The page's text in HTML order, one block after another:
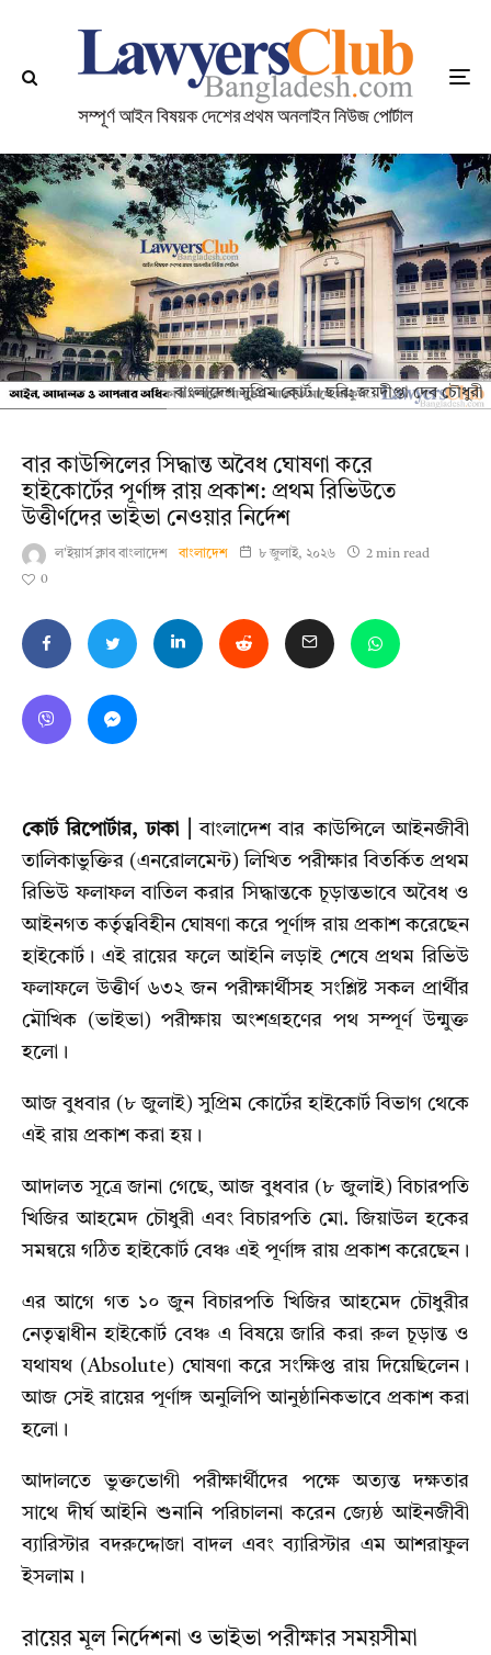
বাংলাদেশ সুপ্রিম কোর্ট। ছবি: জয়দীপ্তা দেব চৌধুরী
বার কাউন্সিলের সিদ্ধান্ত অবৈধ ঘোষণা করে
হাইকোর্টের পূর্ণাঙ্গ রায় প্রকাশ: প্রথম রিভিউতে
উত্তীর্ণদের ভাইভা নেওয়ার নির্দেশ
ল'ইয়ার্স ক্লাব বাংলাদেশ বাংলাদেশ ৮ জুলাই, ২০২৬
2 min read
0
কোর্ট রিপোর্টার, ঢাকা |বাংলাদেশ বার কাউন্সিলে আইনজীবী
তালিকাভুক্তির (এনরোলমেন্ট) লিখিত পরীক্ষার বিতর্কিত প্রথম
রিভিউ ফলাফল বাতিল করার সিদ্ধান্তকে চূড়ান্তভাবে অবৈধ ও
আইনগত কর্তৃত্ববিহীন ঘোষণা করে পূর্ণাঙ্গ রায় প্রকাশ করেছেন
হাইকোর্ট। এই রায়ের ফলে আইনি লড়াই শেষে প্রথম রিভিউ
ফলাফলে উত্তীর্ণ ৬৩২ জন পরীক্ষার্থীসহ সংশ্লিষ্ট সকল প্রার্থীর
মৌখিক (ভাইভা) পরীক্ষায় অংশগ্রহণের পথ সম্পূর্ণ উন্মুক্ত
হলো।
আজ বুধবার (৮ জুলাই) সুপ্রিম কোর্টের হাইকোর্ট বিভাগ থেকে
এই রায় প্রকাশ করা হয়।
আদালত সূত্রে জানা গেছে, আজ বুধবার (৮ জুলাই) বিচারপতি
খিজির আহমেদ চৌধুরী এবং বিচারপতি মো. জিয়াউল হকের
সমন্বয়ে গঠিত হাইকোর্ট বেঞ্চ এই পূর্ণাঙ্গ রায় প্রকাশ করেছেন।
এর আগে গত ১০ জুন বিচারপতি খিজির আহমেদ চৌধুরীর
নেতৃত্বাধীন হাইকোর্ট বেঞ্চ এ বিষয়ে জারি করা রুল চূড়ান্ত ও
যথাযথ (Absolute) ঘোষণা করে সংক্ষিপ্ত রায় দিয়েছিলেন।
আজ সেই রায়ের পূর্ণাঙ্গ অনুলিপি আনুষ্ঠানিকভাবে প্রকাশ করা
হলো।
আদালতে ভুক্তভোগী পরীক্ষার্থীদের পক্ষে অত্যন্ত দক্ষতার
সাথে দীর্ঘ আইনি শুনানি পরিচালনা করেন জ্যেষ্ঠ আইনজীবী
ব্যারিস্টার বদরুদ্দোজা বাদল এবং ব্যারিস্টার এম আশরাফুল
ইসলাম।
রায়ের মূল নির্দেশনা ও ভাইভা পরীক্ষার সময়সীমা